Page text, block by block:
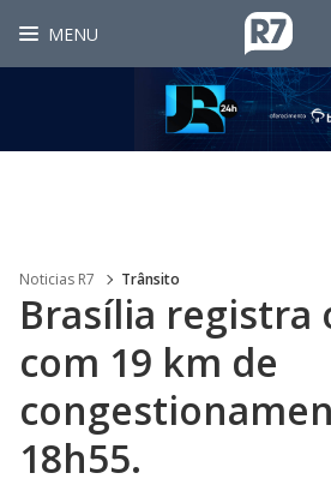
MENU
Noticias R7 Trânsito
Brasília registra
com 19 km de
18h55.